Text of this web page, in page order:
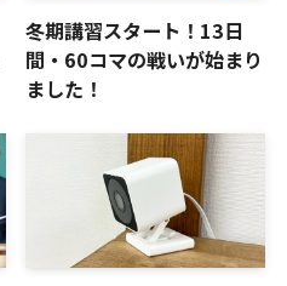
冬期講習スタート！13日
間・60コマの戦いが始まり
ました！